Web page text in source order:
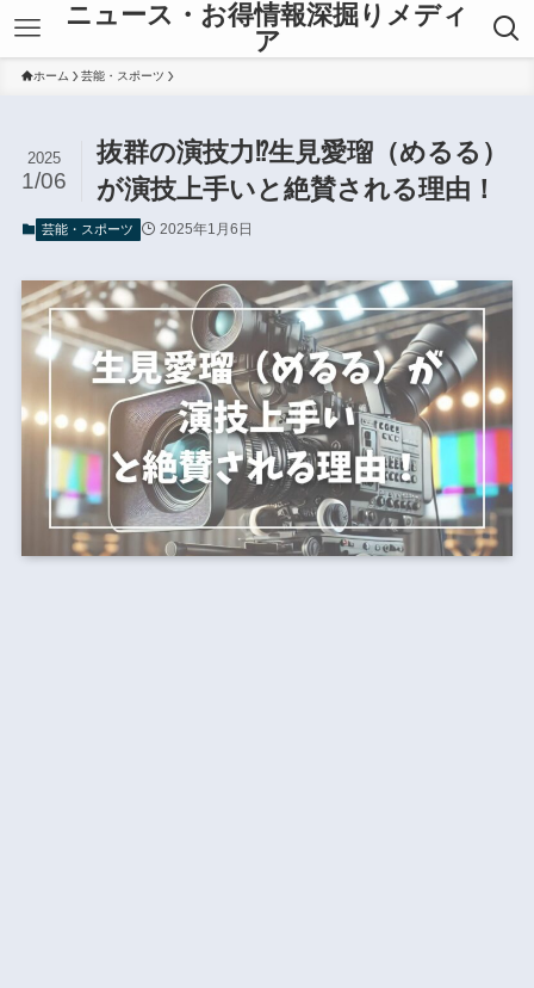
ニュース・お得情報深掘りメディ
ア
ホーム 芸能・スポーツ
抜群の演技力⁉︎生見愛瑠（めるる）
が演技上手いと絶賛される理由！
2025
1/06
芸能・スポーツ 2025年1月6日